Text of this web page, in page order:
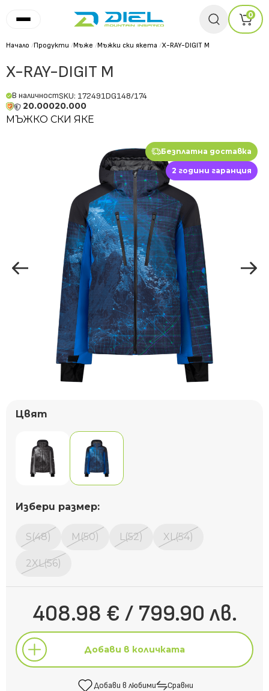
0
Начало /Продукти /Мъже /Мъжки ски якета /X-RAY-DIGIT M
X-RAY-DIGIT M
В наличностSKU: 172491DG148/174
20.00020.000
МЪЖКО СКИ ЯКЕ
Безплатна доставка
2 години гаранция
Цвят
Избери размер:
S(48) M(50) L(52) XL(54)
2XL(56)
408.98 € / 799.90 лв.
Добави в количката
Добави в любими Сравни